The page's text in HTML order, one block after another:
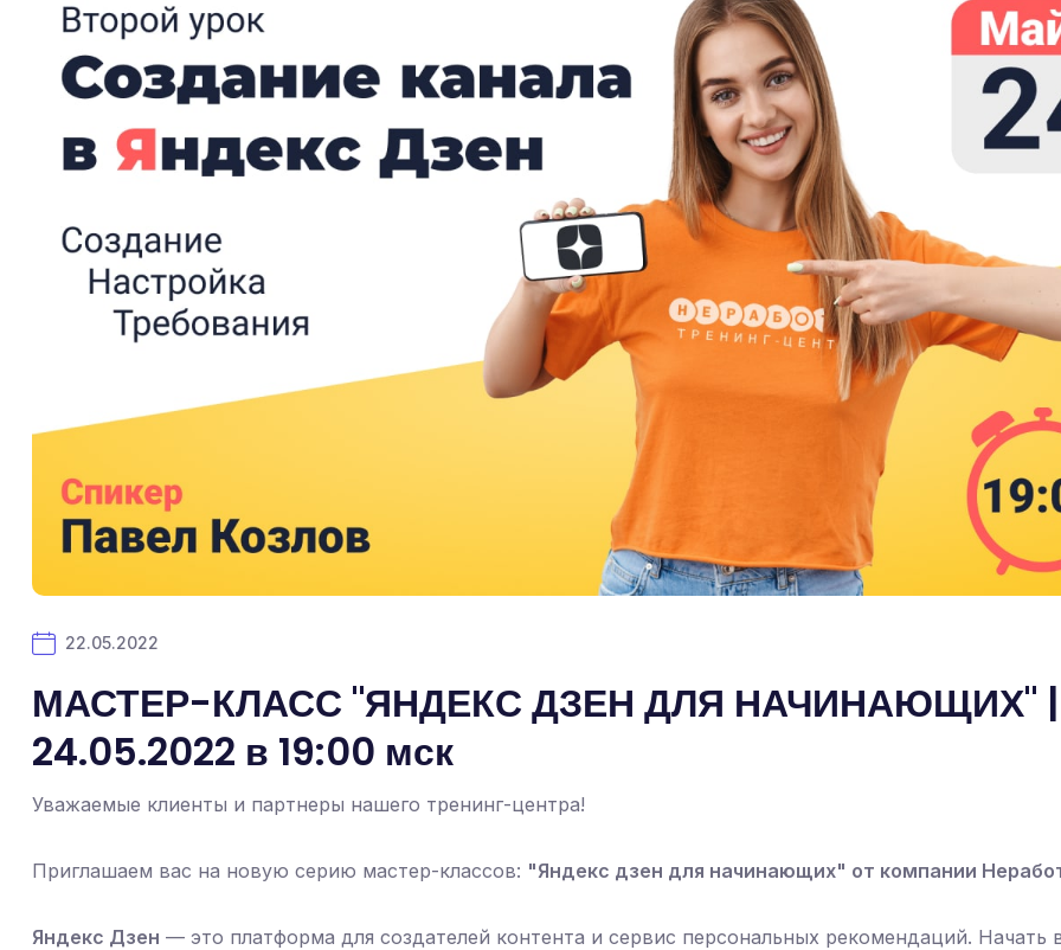
22.05.2022
МАСТЕР-КЛАСС "ЯНДЕКС ДЗЕН ДЛЯ НАЧИНАЮЩИХ" |
24.05.2022 в 19:00 мск
Уважаемые клиенты и партнеры нашего тренинг-центра!
Приглашаем вас на новую серию мастер-классов: "Яндекс дзен для начинающих" от компании
Яндекс Дзен — это платформа для создателей контента и сервис персональных рекомендаций. Начать